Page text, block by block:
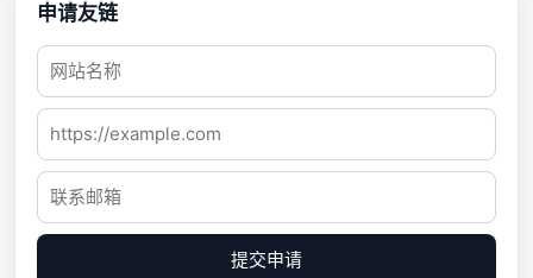
申请友链
提交申请